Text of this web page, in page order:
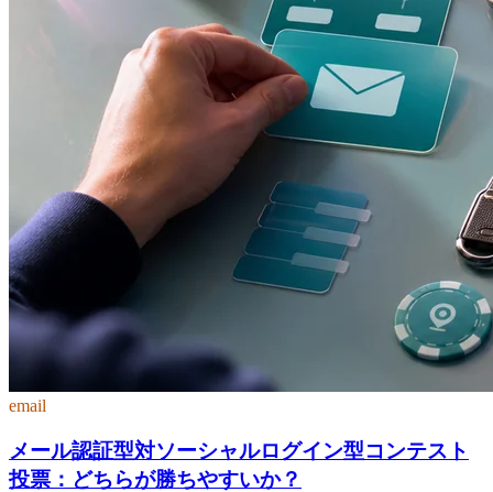
email
メール認証型対ソーシャルログイン型コンテスト
投票：どちらが勝ちやすいか？